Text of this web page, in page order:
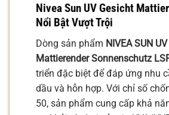
Nivea Sun UV Gesicht
Nổi Bật Vượt Trội
Dòng sản phẩm NIVEA SUN
Mattierender Sonnenschutz
triển đặc biệt để đáp ứng nhu
dầu và hỗn hợp. Với chỉ số
50, sản phẩm cung cấp khả